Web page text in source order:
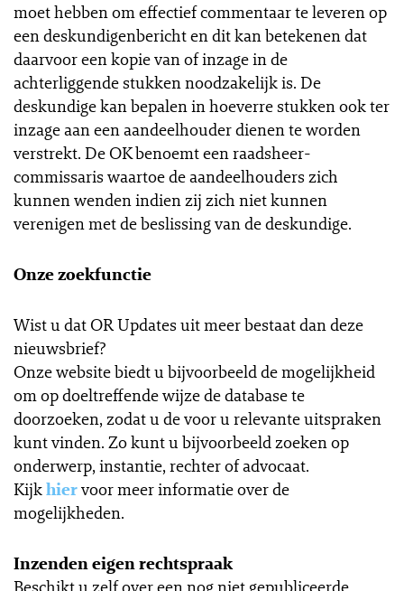
moet hebben om effectief commentaar te leveren op
een deskundigenbericht en dit kan betekenen dat
daarvoor een kopie van of inzage in de
achterliggende stukken noodzakelijk is. De
deskundige kan bepalen in hoeverre stukken ook ter
inzage aan een aandeelhouder dienen te worden
verstrekt. De OK benoemt een raadsheer-
commissaris waartoe de aandeelhouders zich
kunnen wenden indien zij zich niet kunnen
verenigen met de beslissing van de deskundige.
Onze zoekfunctie
Wist u dat OR Updates uit meer bestaat dan deze
nieuwsbrief?
Onze website biedt u bijvoorbeeld de mogelijkheid
om op doeltreffende wijze de database te
doorzoeken, zodat u de voor u relevante uitspraken
kunt vinden. Zo kunt u bijvoorbeeld zoeken op
onderwerp, instantie, rechter of advocaat.
Kijkhiervoor meer informatie over de
mogelijkheden.
Inzenden eigen rechtspraak
Beschikt u zelf over een nog niet gepubliceerde